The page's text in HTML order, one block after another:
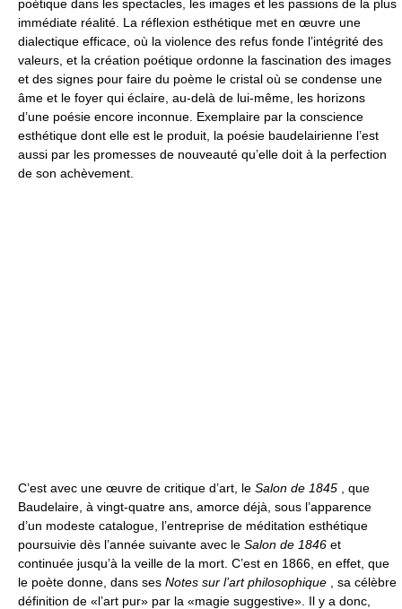
poétique dans les spectacles, les images et les passions de la plus
immédiate réalité. La réflexion esthétique met en œuvre une
dialectique efficace, où la violence des refus fonde l’intégrité des
valeurs, et la création poétique ordonne la fascination des images
et des signes pour faire du poème le cristal où se condense une
âme et le foyer qui éclaire, au-delà de lui-même, les horizons
d’une poésie encore inconnue. Exemplaire par la conscience
esthétique dont elle est le produit, la poésie baudelairienne l’est
aussi par les promesses de nouveauté qu’elle doit à la perfection
de son achèvement.
C’est avec une œuvre de critique d’art, le Salon de 1845 , que
Baudelaire, à vingt-quatre ans, amorce déjà, sous l’apparence
d’un modeste catalogue, l’entreprise de méditation esthétique
poursuivie dès l’année suivante avec le Salon de 1846 et
continuée jusqu’à la veille de la mort. C’est en 1866, en effet, que
le poète donne, dans ses Notes sur l’art philosophique , sa célèbre
définition de «l’art pur» par la «magie suggestive». Il y a donc,